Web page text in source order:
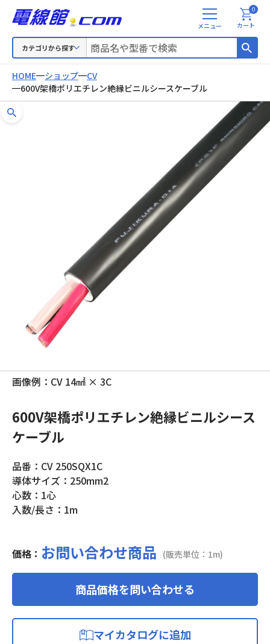
カテゴリから探す
メ
ニ
カート
0
HOME ショップ
CV
600V架橋ポリエチレン絶縁ビニルシースケーブル
画像例：CV 14㎟ × 3C
600V架橋ポリエチレン絶縁ビニルシース
ケーブル
品番：CV 250SQX1C
導体サイズ：250mm2
心数：1心
入数/長さ：1m
価格： お問い合わせ商品 (販売単位：1m)
商品価格を問い合わせる
マイカタログに追加